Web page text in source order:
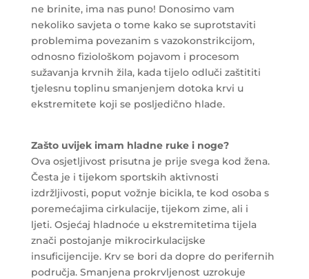
ne brinite, ima nas puno! Donosimo vam
nekoliko savjeta o tome kako se suprotstaviti
problemima povezanim s vazokonstrikcijom,
odnosno fiziološkom pojavom i procesom
sužavanja krvnih žila, kada tijelo odluči zaštititi
tjelesnu toplinu smanjenjem dotoka krvi u
ekstremitete koji se posljedično hlade.
Zašto uvijek imam hladne ruke i noge?
Ova osjetljivost prisutna je prije svega kod žena.
Česta je i tijekom sportskih aktivnosti
izdržljivosti, poput vožnje bicikla, te kod osoba s
poremećajima cirkulacije, tijekom zime, ali i
ljeti. Osjećaj hladnoće u ekstremitetima tijela
znači postojanje mikrocirkulacijske
insuficijencije. Krv se bori da dopre do perifernih
područja. Smanjena prokrvljenost uzrokuje